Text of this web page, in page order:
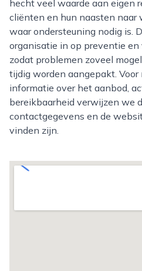
hecht veel waarde aan eigen
cliënten en hun naasten naar
waar ondersteuning nodig is.
organisatie in op preventie en
zodat problemen zoveel
tijdig worden aangepakt. Voor
informatie over het aanbod,
bereikbaarheid verwijzen we
contactgegevens en de
vinden zijn.